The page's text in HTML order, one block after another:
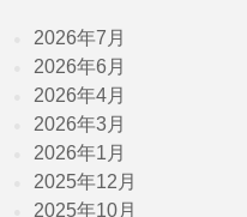
2026年7月
2026年6月
2026年4月
2026年3月
2026年1月
2025年12月
2025年10月